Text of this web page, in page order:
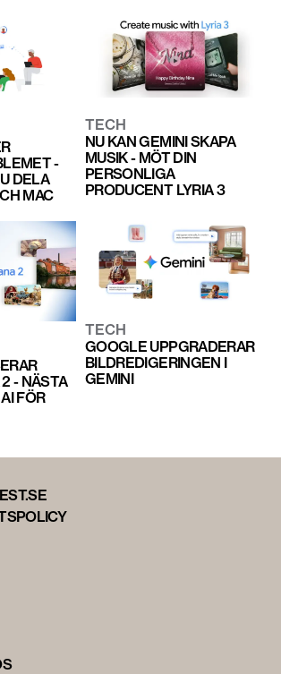
-
DELA
MAC
TECH
NU KAN GEMINI SKAPA
MUSIK - MÖT DIN
PERSONLIGA
PRODUCENT LYRIA 3
- NÄSTA
FÖR
TECH
GOOGLE UPPGRADERAR
BILDREDIGERINGEN I
GEMINI